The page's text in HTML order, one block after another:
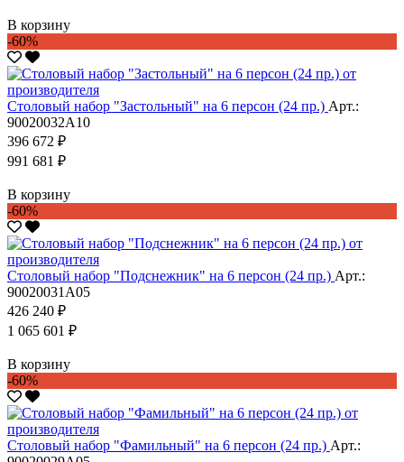
В корзину
-60%
Столовый набор "Застольный" на 6 персон (24 пр.) Арт.:
90020032А10
396 672 ₽
991 681 ₽
В корзину
-60%
Столовый набор "Подснежник" на 6 персон (24 пр.) Арт.:
90020031А05
426 240 ₽
1 065 601 ₽
В корзину
-60%
Столовый набор "Фамильный" на 6 персон (24 пр.) Арт.: